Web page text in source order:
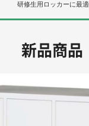
研修生用ロッカーに最適
新品商品